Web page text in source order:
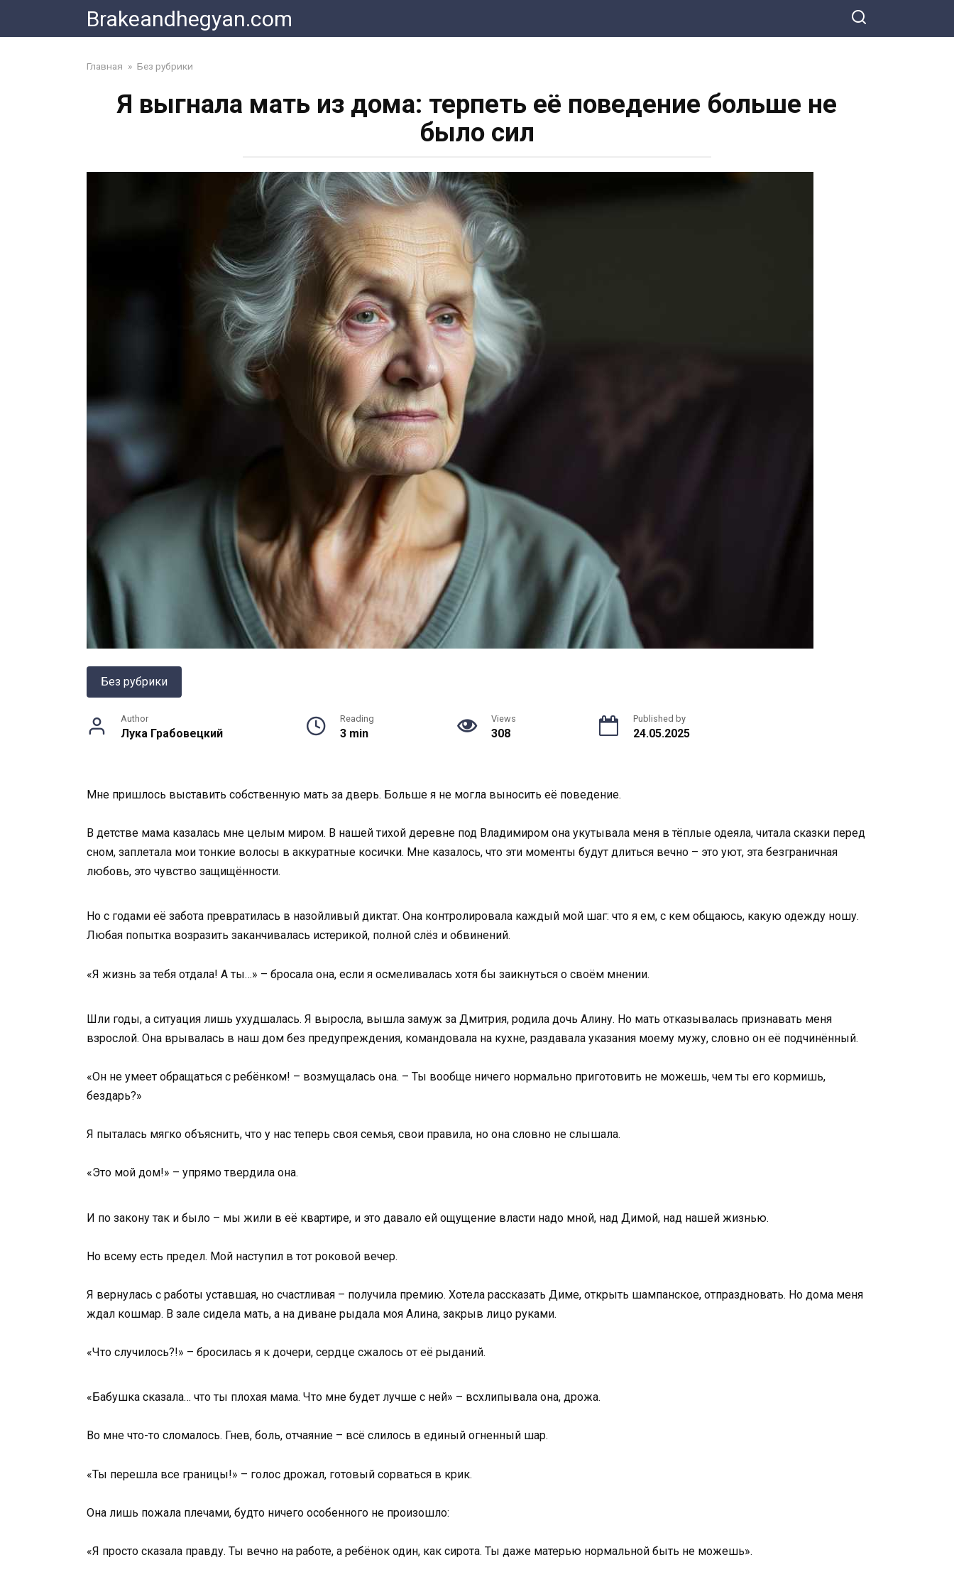
content
Brakeandhegyan.com
Главная » Без рубрики
Я выгнала мать из дома: терпеть её поведение больше не
было сил
Без рубрики
Author
Лука Грабовецкий
Reading
3 min
Views
308
Published by
24.05.2025
Мне пришлось выставить собственную мать за дверь. Больше я не могла выносить её поведение.
В детстве мама казалась мне целым миром. В нашей тихой деревне под Владимиром она укутывала меня в тёплые одеяла, читала сказки перед
сном, заплетала мои тонкие волосы в аккуратные косички. Мне казалось, что эти моменты будут длиться вечно – это уют, эта безграничная
любовь, это чувство защищённости.
Но с годами её забота превратилась в назойливый диктат. Она контролировала каждый мой шаг: что я ем, с кем общаюсь, какую одежду ношу.
Любая попытка возразить заканчивалась истерикой, полной слёз и обвинений.
«Я жизнь за тебя отдала! А ты…» – бросала она, если я осмеливалась хотя бы заикнуться о своём мнении.
Шли годы, а ситуация лишь ухудшалась. Я выросла, вышла замуж за Дмитрия, родила дочь Алину. Но мать отказывалась признавать меня
взрослой. Она врывалась в наш дом без предупреждения, командовала на кухне, раздавала указания моему мужу, словно он её подчинённый.
«Он не умеет обращаться с ребёнком! – возмущалась она. – Ты вообще ничего нормально приготовить не можешь, чем ты его кормишь,
бездарь?»
Я пыталась мягко объяснить, что у нас теперь своя семья, свои правила, но она словно не слышала.
«Это мой дом!» – упрямо твердила она.
И по закону так и было – мы жили в её квартире, и это давало ей ощущение власти надо мной, над Димой, над нашей жизнью.
Но всему есть предел. Мой наступил в тот роковой вечер.
Я вернулась с работы уставшая, но счастливая – получила премию. Хотела рассказать Диме, открыть шампанское, отпраздновать. Но дома меня
ждал кошмар. В зале сидела мать, а на диване рыдала моя Алина, закрыв лицо руками.
«Что случилось?!» – бросилась я к дочери, сердце сжалось от её рыданий.
«Бабушка сказала… что ты плохая мама. Что мне будет лучше с ней» – всхлипывала она, дрожа.
Во мне что-то сломалось. Гнев, боль, отчаяние – всё слилось в единый огненный шар.
«Ты перешла все границы!» – голос дрожал, готовый сорваться в крик.
Она лишь пожала плечами, будто ничего особенного не произошло:
«Я просто сказала правду. Ты вечно на работе, а ребёнок один, как сирота. Ты даже матерью нормальной быть не можешь».